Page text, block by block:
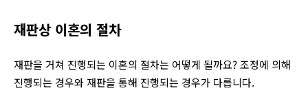
재판상 이혼의 절차
재판을 거쳐 진행되는 이혼의 절차는 어떻게 될까요? 조정에 의해
진행되는 경우와 재판을 통해 진행되는 경우가 다릅니다.